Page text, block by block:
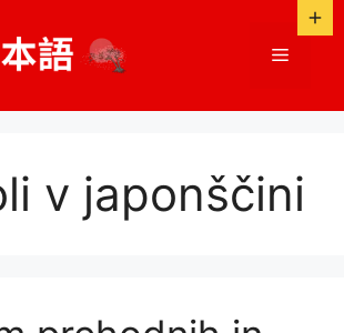
Meni
v japonščini